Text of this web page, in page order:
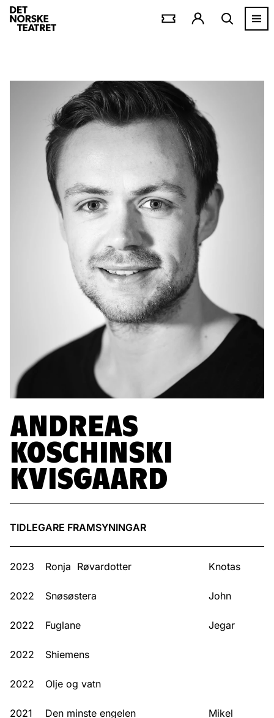
ANDREAS
KOSCHINSKI
KVISGAARD
TIDLEGARE FRAMSYNINGAR
2023 Ronja Røvar­dotter Knotas
2022 Snøsøstera John
2022 Fuglane Jegar
2022 Shiemens
2022 Olje og vatn
2021 Den minste engelen Mikel